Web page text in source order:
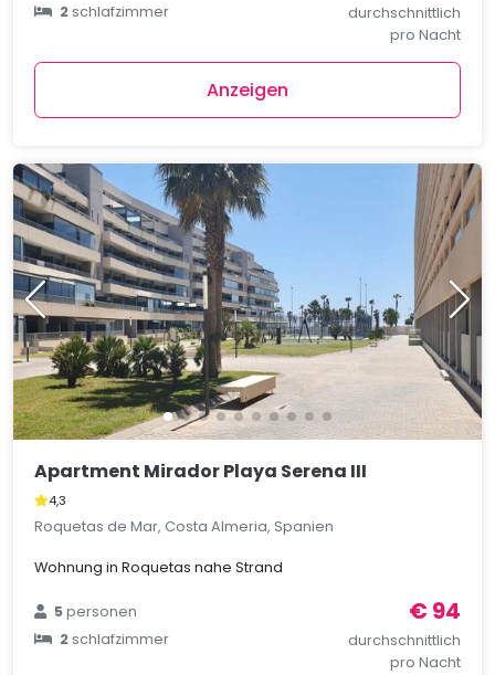
2schlafzimmer
durchschnittlich
pro Nacht
Anzeigen
Apartment Mirador Playa Serena III
4,3
Roquetas de Mar, Costa Almeria, Spanien
Wohnung in Roquetas nahe Strand
5personen
2schlafzimmer
€ 94
durchschnittlich
pro Nacht